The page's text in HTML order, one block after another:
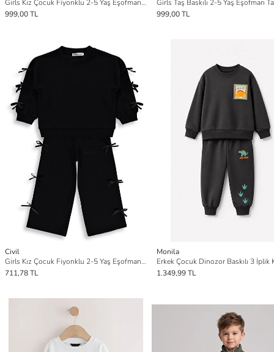
Girls Kız Çocuk Fiyonklu 2-5 Yaş Eşofman Takımı - Bej
999,00 TL
999,00 TL
Civil
Girls Kız Çocuk Fiyonklu 2-5 Yaş Eşofman Takımı - Siyah
711,78 TL
Monila
1.349,99 TL